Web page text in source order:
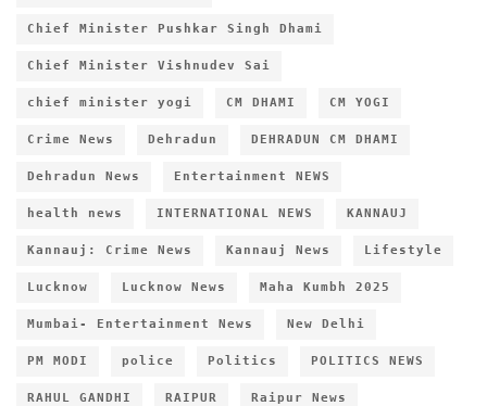
Chief Minister Pushkar Singh Dhami
Chief Minister Vishnudev Sai
chief minister yogi CM DHAMI CM YOGI
Crime News Dehradun DEHRADUN CM DHAMI
Dehradun News Entertainment NEWS
health news INTERNATIONAL NEWS KANNAUJ
Kannauj: Crime News Kannauj News Lifestyle
Lucknow Lucknow News Maha Kumbh 2025
Mumbai- Entertainment News New Delhi
PM MODI police Politics POLITICS NEWS
RAHUL GANDHI RAIPUR Raipur News